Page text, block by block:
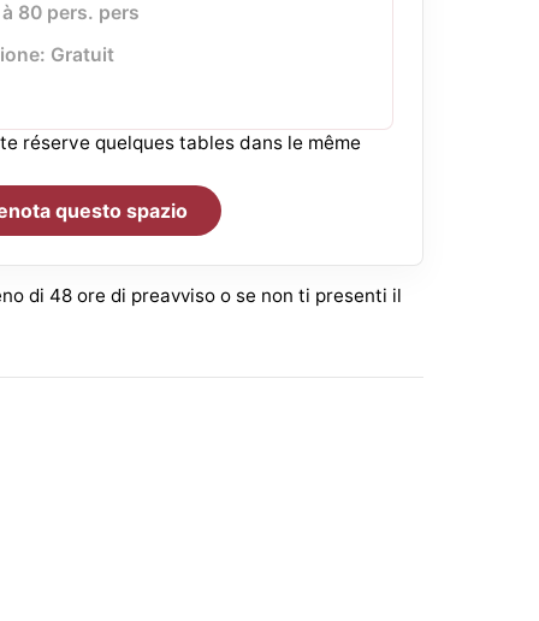
80 pers. pers
Gratuit
réserve quelques tables dans le même
questo spazio
di 48 ore di preavviso o se non ti presenti il